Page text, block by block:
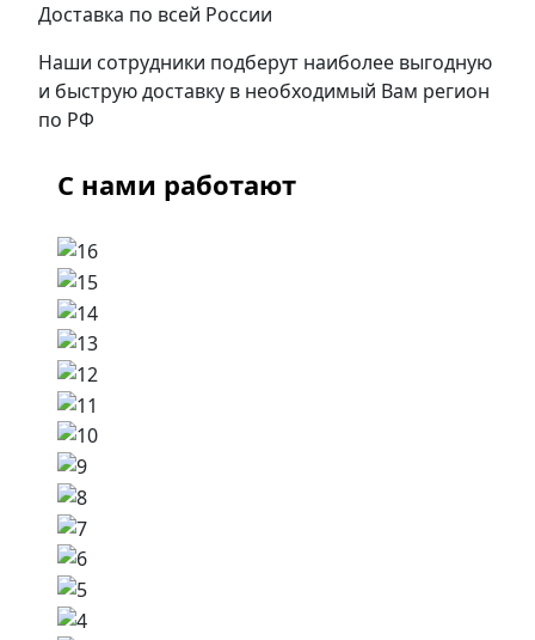
Доставка по всей России
Наши сотрудники подберут наиболее выгодную
и быструю доставку в необходимый Вам регион
по РФ
С нами работают